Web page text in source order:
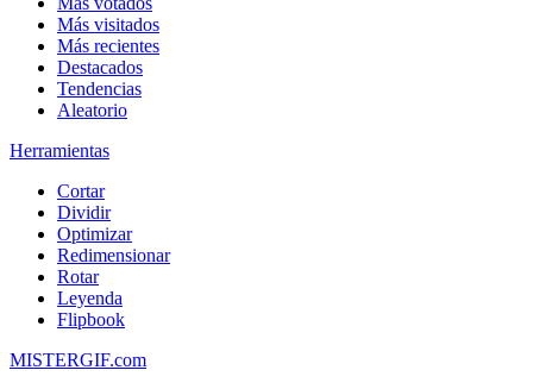
Más visitados
Más recientes
Destacados
Tendencias
Aleatorio
Herramientas
Cortar
Dividir
Optimizar
Redimensionar
Rotar
Leyenda
Flipbook
MISTERGIF.com